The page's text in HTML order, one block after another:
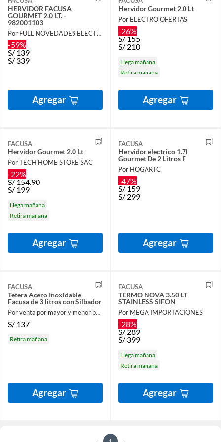
HERVIDOR FACUSA
GOURMET 2.0 LT. -
982001103
Por FULL NOVEDADES ELECTROHOGAR E.I.R.L.
-59%
S/139
S/ 339
Agregar
Hervidor Gourmet 2.0 Lt
Por ELECTRO OFERTAS
-26%
S/155
S/ 210
Llega mañana
Retira mañana
Agregar
FACUSA
Hervidor Gourmet 2.0 Lt
Por TECH HOME STORE SAC
-22%
S/ 154.90
S/ 199
Llega mañana
Retira mañana
Agregar
FACUSA
Hervidor electrico 1.7l
Gourmet De 2 Litros F
Por HOGARTC
-47%
S/ 159
S/ 299
Agregar
FACUSA
Tetera Acero Inoxidable
Facusa de 3 litros con Silbador
Por venta por mayor y menor para el hogar
S/ 137
Retira mañana
Agregar
FACUSA
TERMO NOVA 3.50 LT
STAINLESS SIFON
Por MEGA IMPORTACIONES
-28%
S/ 289
S/ 399
Llega mañana
Retira mañana
Agregar